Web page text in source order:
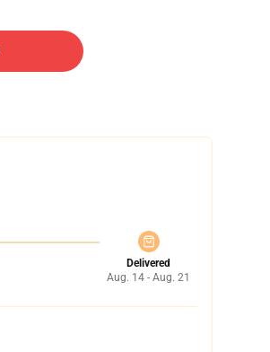
Delivered
Aug. 14 - Aug. 21